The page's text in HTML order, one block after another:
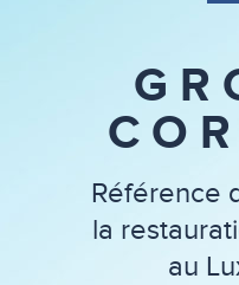
Référence
la
au